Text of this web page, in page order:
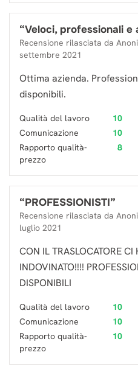
“Veloci, professionali e
Recensione rilasciata da
settembre 2021
Ottima azienda.
disponibili.
Qualità del lavoro
10
Comunicazione
10
Rapporto qualità-
prezzo
8
“PROFESSIONISTI”
Recensione rilasciata da
luglio 2021
CON IL TRASLOCATORE CI
INDOVINATO!!!!
DISPONIBILI
Qualità del lavoro
10
Comunicazione
10
Rapporto qualità-
prezzo
10